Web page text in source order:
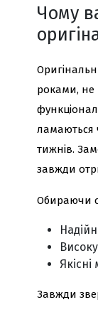
Чому
роками, не
ламаються
тижнів.
завжди
Обираючи
Завжди